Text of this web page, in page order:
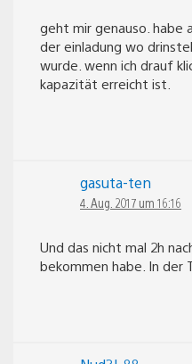
geht mir genauso. habe
der einladung wo
wurde. wenn ich drauf
kapazität erreicht ist.
gasuta-ten
4. Aug. 2017 um 16:16
Und das nicht mal 2h
bekommen habe. In